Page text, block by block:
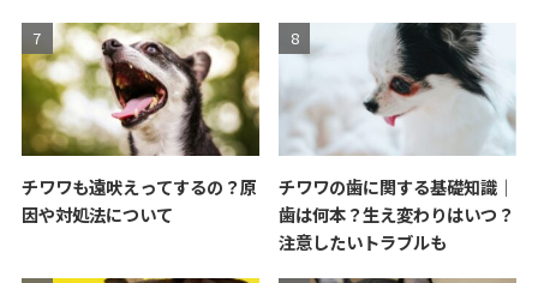
チワワも遠吠えってするの？原
因や対処法について
チワワの歯に関する基礎知識｜
歯は何本？生え変わりはいつ？
注意したいトラブルも